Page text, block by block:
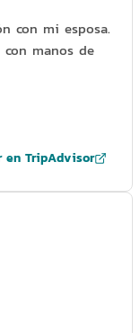
con mi esposa.
con manos de
en TripAdvisor